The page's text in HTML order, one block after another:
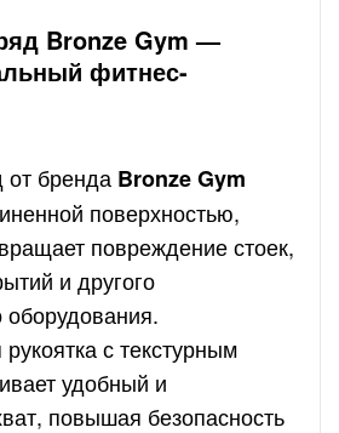
Bronze Gym —
фитнес-
от бренда Bronze Gym
поверхностью,
повреждение стоек,
и другого
оборудования.
с текстурным
удобный и
повышая безопасность